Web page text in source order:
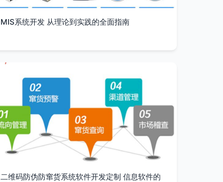
MIS系统开发 从理论到实践的全面指南
二维码防伪防窜货系统软件开发定制 信息软件的